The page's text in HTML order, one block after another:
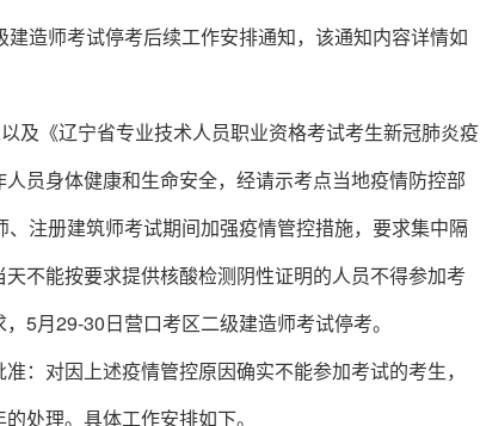
造师考试停考后续工作安排通知，该通知内容详情如
及《辽宁省专业技术人员职业资格考试考生新冠肺炎疫
员身体健康和生命安全，经请示考点当地疫情防控部
注册建筑师考试期间加强疫情管控措施，要求集中隔
不能按要求提供核酸检测阴性证明的人员不得参加考
5月29-30日营口考区二级建造师考试停考。
：对因上述疫情管控原因确实不能参加考试的考生，
处理。具体工作安排如下。